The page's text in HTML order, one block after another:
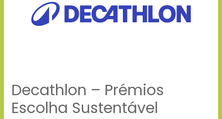
Decathlon – Prémios
Escolha Sustentável
Sustentável